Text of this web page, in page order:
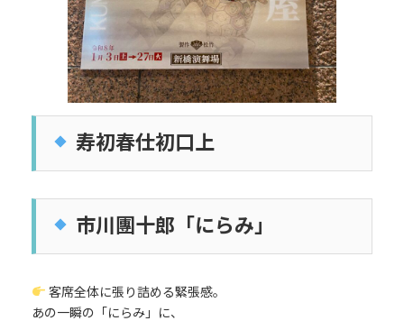
寿初春仕初口上
市川團十郎「にらみ」
客席全体に張り詰める緊張感。
あの一瞬の「にらみ」に、